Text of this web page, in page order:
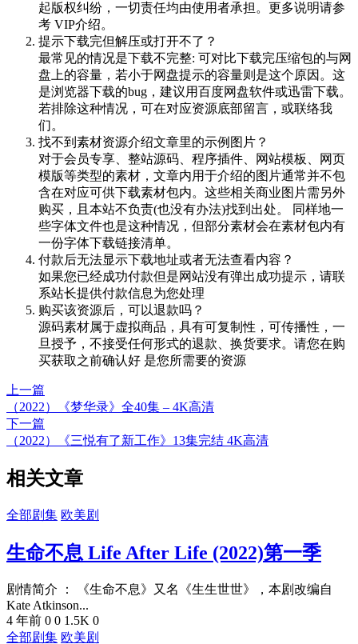
起版权纠纷，一切责任均由使用者承担。更多说明请参
考 VIP介绍。
提示下载完但解压或打开不了？
最常见的情况是下载不完整: 可对比下载完压缩包的与网
盘上的容量，若小于网盘提示的容量则是这个原因。这
是浏览器下载的bug，建议用百度网盘软件或迅雷下载。
若排除这种情况，可在对应资源底部留言，或联络我
们。
找不到素材资源介绍文章里的示例图片？
对于会员专享、整站源码、程序插件、网站模板、网页
模版等类型的素材，文章内用于介绍的图片通常并不包
含在对应可供下载素材包内。这些相关商业图片需另外
购买，且本站不负责(也没有办法)找到出处。 同样地一
些字体文件也是这种情况，但部分素材会在素材包内有
一份字体下载链接清单。
付款后无法显示下载地址或者无法查看内容？
如果您已经成功付款但是网站没有弹出成功提示，请联
系站长提供付款信息为您处理
购买该资源后，可以退款吗？
源码素材属于虚拟商品，具有可复制性，可传播性，一
旦授予，不接受任何形式的退款、换货要求。请您在购
买获取之前确认好 是您所需要的资源
上一篇
（2022）《梦华录》全40集 – 4K高清
下一篇
（2022）《三悦有了新工作》13集完结 4K高清
相关文章
全部剧集 欧美剧
生命不息 Life After Life (2022)第一季
剧情简介 ： 《生命不息》又名《生生世世》，本剧改编自
Kate Atkinson...
4 年前 0 0 1.5K 0
全部剧集 欧美剧